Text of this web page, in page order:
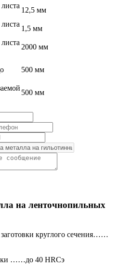
12,5 мм
1,5 мм
2000 мм
500 мм
500 мм
на ленточнопильных
круглого сечения……
……до 40 HRCэ